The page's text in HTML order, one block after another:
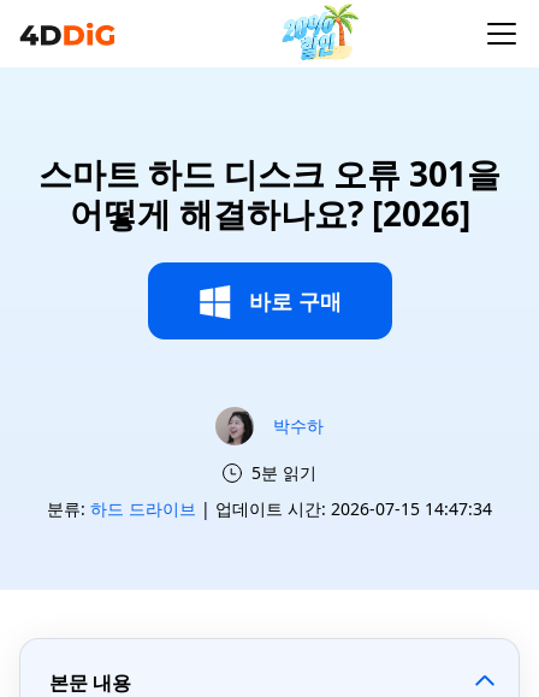
스마트 하드 디스크 오류 301을
어떻게 해결하나요? [2026]
바로 구매
박수하
5분 읽기
분류: 하드 드라이브 | 업데이트 시간: 2026-07-15 14:47:34
본문 내용